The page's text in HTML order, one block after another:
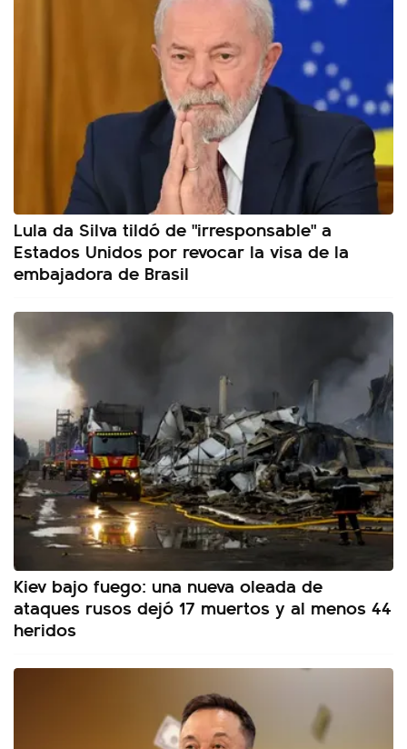
Lula da Silva tildó de "irresponsable" a
Estados Unidos por revocar la visa de la
embajadora de Brasil
Kiev bajo fuego: una nueva oleada de
ataques rusos dejó 17 muertos y al menos 44
heridos